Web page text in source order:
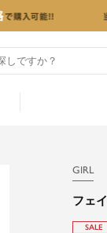
GIRL
フェ
SALE